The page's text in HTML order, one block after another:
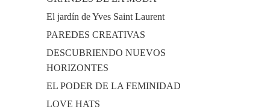
El jardín de Yves Saint Laurent
PAREDES CREATIVAS
DESCUBRIENDO NUEVOS
HORIZONTES
EL PODER DE LA FEMINIDAD
LOVE HATS